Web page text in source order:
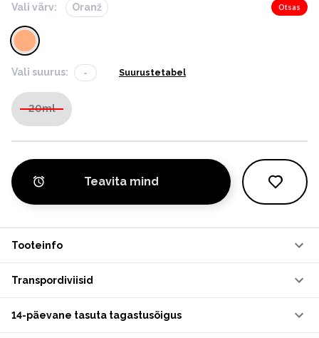
Vali värv: Oranž Otsas
Vali suurus: - Suurustetabel
20ml
Teavita mind
Tooteinfo
Transpordiviisid
14-päevane tasuta tagastusõigus